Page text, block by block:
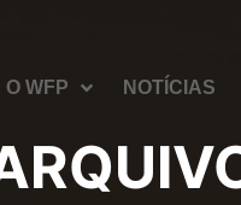
O WFP NOTÍCIAS